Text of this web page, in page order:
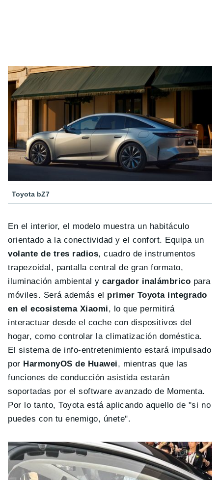
Toyota bZ7
En el interior, el modelo muestra un habitáculo
orientado a la conectividad y el confort. Equipa un
volante de tres radios, cuadro de instrumentos
trapezoidal, pantalla central de gran formato,
iluminación ambiental ycargador inalámbrico para
móviles. Será además el primer Toyota integrado
en el ecosistema Xiaomi, lo que permitirá
interactuar desde el coche con dispositivos del
hogar, como controlar la climatización doméstica.
El sistema de info-entretenimiento estará impulsado
por HarmonyOS de Huawei, mientras que las
funciones de conducción asistida estarán
soportadas por el software avanzado de Momenta.
Por lo tanto, Toyota está aplicando aquello de "si no
puedes con tu enemigo, únete".